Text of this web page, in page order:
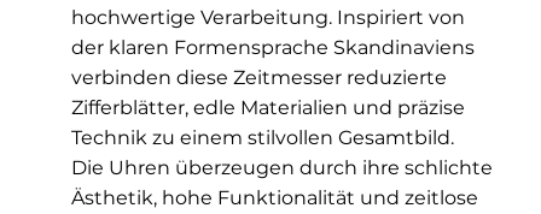
hochwertige Verarbeitung. Inspiriert von
der klaren Formensprache Skandinaviens
verbinden diese Zeitmesser reduzierte
Zifferblätter, edle Materialien und präzise
Technik zu einem stilvollen Gesamtbild.
Die Uhren überzeugen durch ihre schlichte
Ästhetik, hohe Funktionalität und zeitlose